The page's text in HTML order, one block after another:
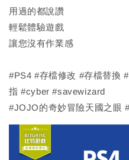
用過的都說讚
輕鬆體驗遊戲
讓您沒有作業感
#PS4 #存檔修改 #存檔替換
指 #cyber #savewizard
#JOJO的奇妙冒險天國之眼